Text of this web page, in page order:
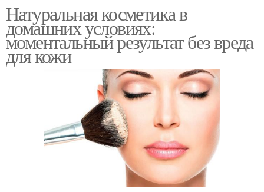
Натуральная косметика в
домашних условиях:
моментальный результат без вреда
для кожи